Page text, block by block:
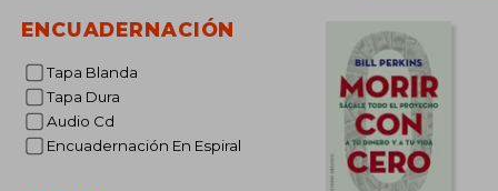
ENCUADERNACIÓN
Tapa Blanda
Tapa Dura
Audio Cd
Encuadernación En Espiral